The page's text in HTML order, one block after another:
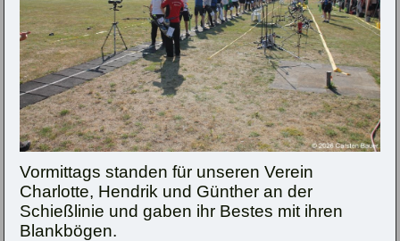
Vormittags standen für unseren Verein
Charlotte, Hendrik und Günther an der
Schießlinie und gaben ihr Bestes mit ihren
Blankbögen.